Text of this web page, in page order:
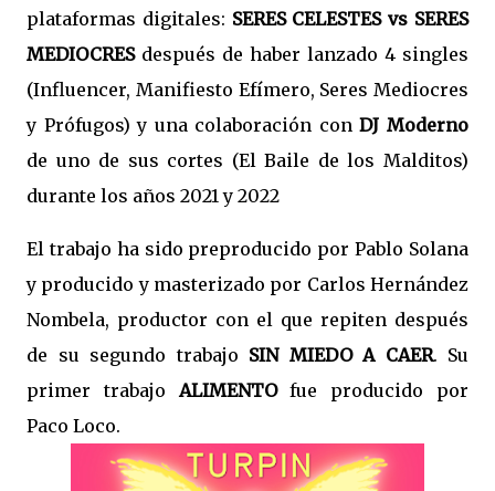
plataformas digitales: SERES CELESTES vs SERES
MEDIOCRESdespués de haber lanzado 4 singles
(Influencer, Manifiesto Efímero, Seres Mediocres
y Prófugos) y una colaboración conDJ Moderno
de uno de sus cortes (El Baile de los Malditos)
durante los años 2021 y 2022
El trabajo ha sido preproducido por Pablo Solana
y producido y masterizado por Carlos Hernández
Nombela, productor con el que repiten después
de su segundo trabajo SIN MIEDO A CAER. Su
primer trabajoALIMENTOfue producido por
Paco Loco.